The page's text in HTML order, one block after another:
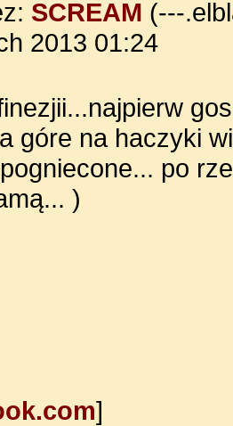
SCREAM (---
2013 01:24
góre na haczyki
po
)
]